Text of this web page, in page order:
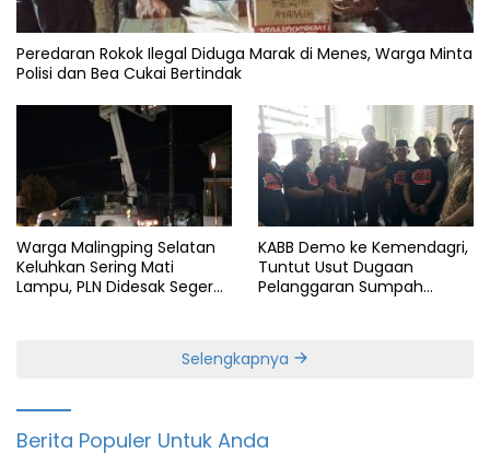
Peredaran Rokok Ilegal Diduga Marak di Menes, Warga Minta
Polisi dan Bea Cukai Bertindak
Warga Malingping Selatan
Keluhkan Sering Mati
Lampu, PLN Didesak Segera
KABB Demo ke Kemendagri,
Tuntut Usut Dugaan
Pelanggaran Sumpah
Selengkapnya
Berita Populer Untuk Anda